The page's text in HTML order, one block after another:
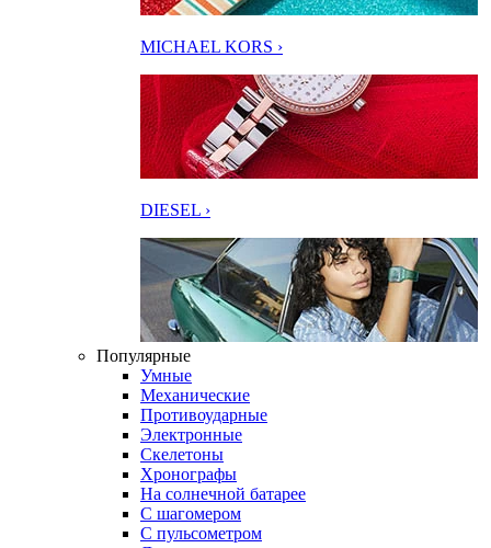
MICHAEL KORS ›
DIESEL ›
Популярные
Умные
Механические
Противоударные
Электронные
Скелетоны
Хронографы
На солнечной батарее
С шагомером
С пульсометром